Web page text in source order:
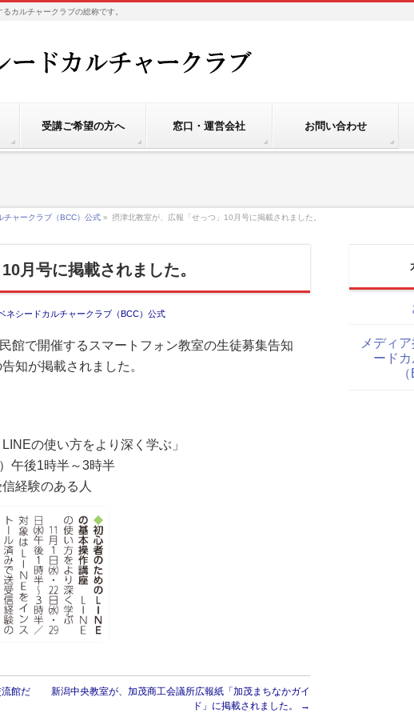
カルチャークラブの総称です。
受講ご希望の方へ 窓口・運営会社 お問い合わせ
チャークラブ（BCC）公式 » 摂津北教室が、広報「せっつ」10月号に掲載されました。
月号に掲載されました。
ネシードカルチャークラブ（BCC）公式
館で開催するスマートフォン教室の生徒募集告知
知が掲載されました。
の使い方をより深く学ぶ」
午後1時半～3時半
経験のある人
館だ
新潟中央教室が、加茂商工会議所広報紙「加茂まちなかガイ
ド」に掲載されました。
→
メディ
ード